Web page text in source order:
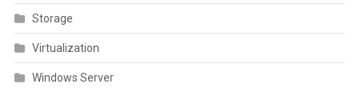
Storage
Virtualization
Windows Server